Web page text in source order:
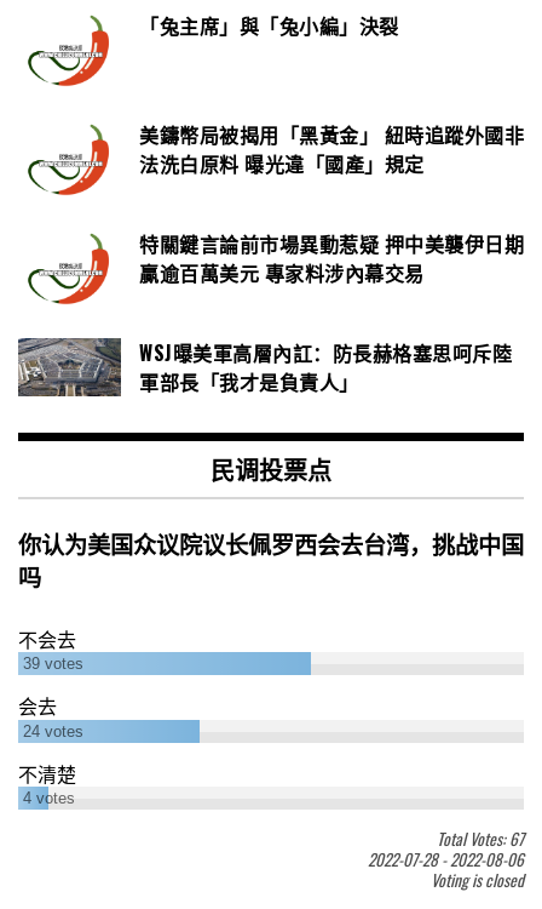
「兔主席」與「兔小編」決裂
美鑄幣局被揭用「黑黃金」 紐時追蹤外國非
法洗白原料 曝光違「國產」規定
特關鍵言論前市場異動惹疑 押中美襲伊日期
贏逾百萬美元 專家料涉內幕交易
WSJ曝美軍高層內訌：防長赫格塞思呵斥陸
軍部長「我才是負責人」
民调投票点
你认为美国众议院议长佩罗西会去台湾，挑战中国
吗
不会去
39 votes
会去
24 votes
不清楚
4 votes
Total Votes: 67
2022-07-28-2022-08-06
Voting is closed